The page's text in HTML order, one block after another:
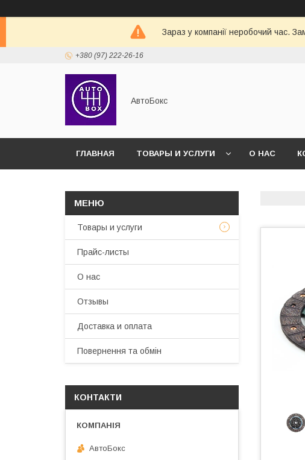
Зараз у компанії неробочий час.
+380 (97) 222-26-16
АвтоБокс
ГЛАВНАЯ ТОВАРЫ И УСЛУГИ О НАС
Товары и услуги
Прайс-листы
О нас
Отзывы
Доставка и оплата
Повернення та обмін
КОНТАКТИ
АвтоБокс